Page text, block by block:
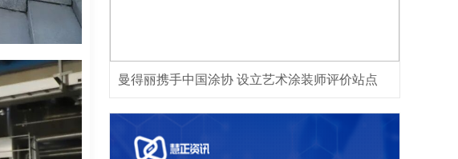
曼得丽携手中国涂协 设立艺术涂装师评价站点